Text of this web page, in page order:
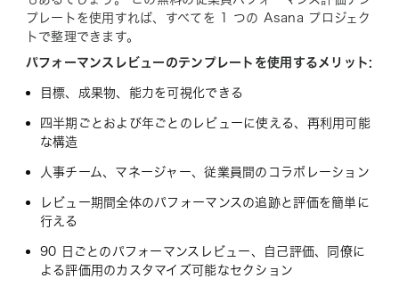
プレートを使用すれば、すべてを 1 つの Asana プロジェク
トで整理できます。
パフォーマンスレビューのテンプレートを使用するメリット:
目標、成果物、能力を可視化できる
四半期ごとおよび年ごとのレビューに使える、再利用可能
な構造
人事チーム、マネージャー、従業員間のコラボレーション
レビュー期間全体のパフォーマンスの追跡と評価を簡単に
行える
90 日ごとのパフォーマンスレビュー、自己評価、同僚に
よる評価用のカスタマイズ可能なセクション